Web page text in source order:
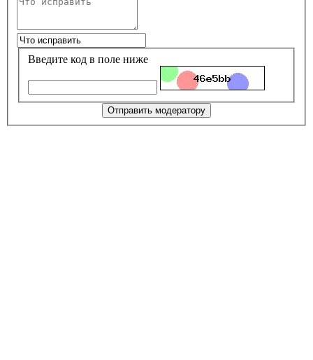
Введите код в поле ниже
Отправить модератору